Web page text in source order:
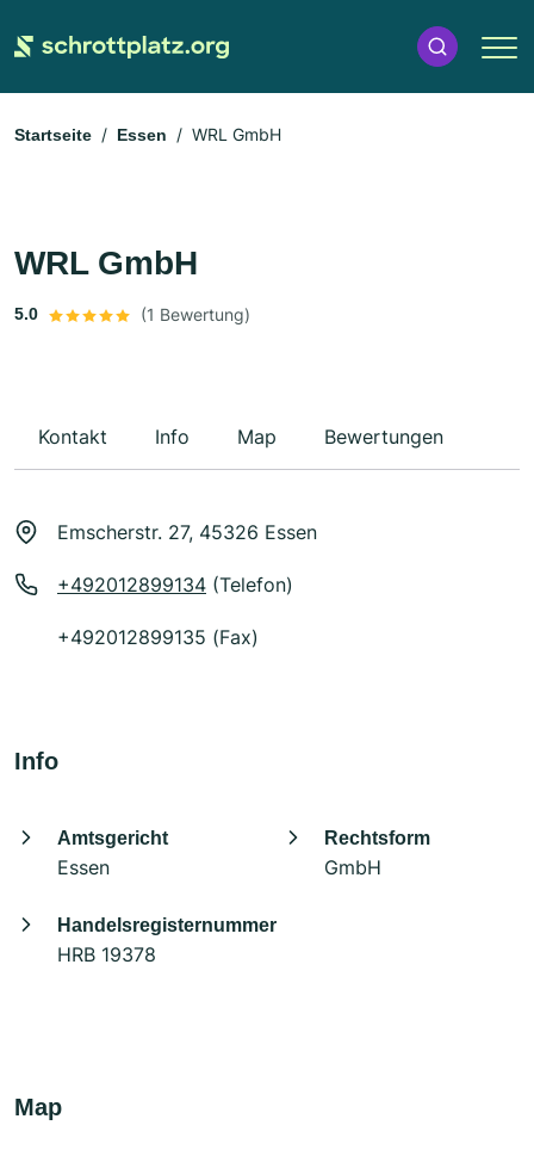
Startseite Essen WRL GmbH
WRL GmbH
5.0 (1 Bewertung)
Kontakt Info Map Bewertungen
Emscherstr. 27, 45326 Essen
+492012899134 (Telefon)
+492012899135 (Fax)
Info
Amtsgericht
Essen
Rechtsform
GmbH
Handelsregisternummer
HRB 19378
Map